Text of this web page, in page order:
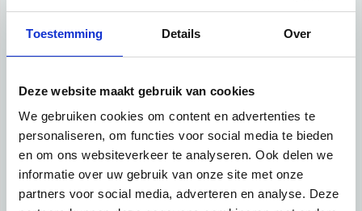
Toestemming Details Over
Deze website maakt gebruik van cookies
We gebruiken cookies om content en advertenties te
personaliseren, om functies voor social media te bieden
en om ons websiteverkeer te analyseren. Ook delen we
informatie over uw gebruik van onze site met onze
partners voor social media, adverteren en analyse. Deze
Tips
Tip 1:
Schrijf een duidelijke introductie en geef de volgende
informatie mee:
Ben je student, werkachtig of werkzoekend